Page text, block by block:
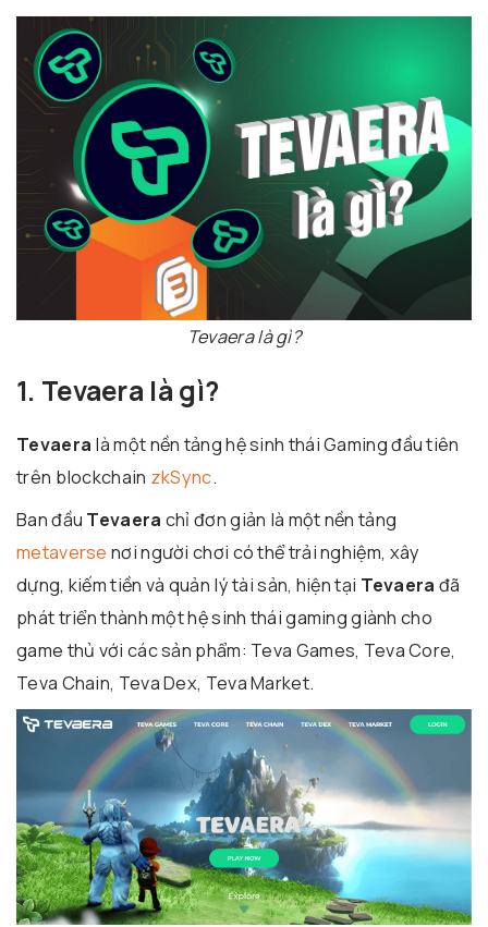
Tevaera là gì?
1. Tevaera là gì?
Tevaera là một nền tảng hệ sinh thái Gaming đầu tiên
trên blockchain zkSync.
Ban đầu Tevaera chỉ đơn giản là một nền tảng
metaverse nơi người chơi có thể trải nghiệm, xây
dựng, kiếm tiền và quản lý tài sản, hiện tại Tevaera đã
phát triển thành một hệ sinh thái gaming giành cho
game thủ với các sản phẩm: Teva Games, Teva Core,
Teva Chain, Teva Dex, Teva Market.